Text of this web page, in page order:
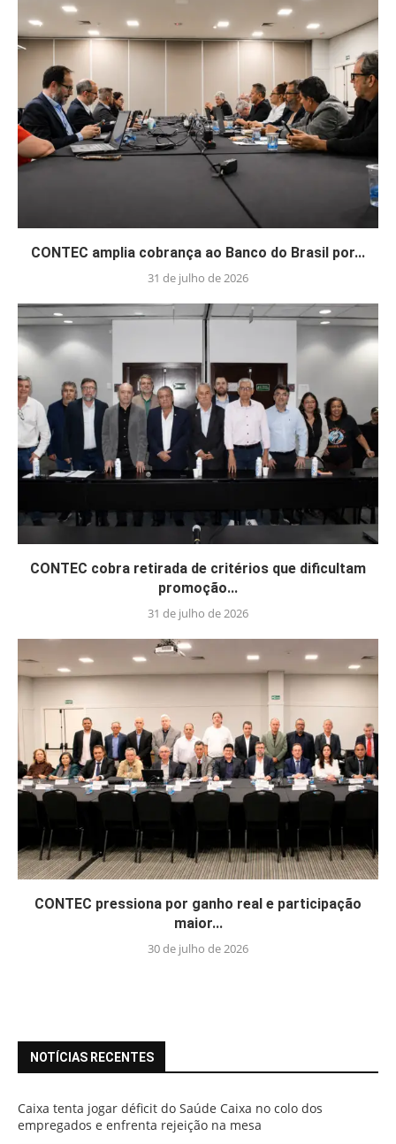
CONTEC amplia cobrança ao Banco do Brasil por...
31 de julho de 2026
CONTEC cobra retirada de critérios que dificultam
promoção...
31 de julho de 2026
CONTEC pressiona por ganho real e participação
maior...
30 de julho de 2026
NOTÍCIAS RECENTES
Caixa tenta jogar déficit do Saúde Caixa no colo dos
empregados e enfrenta rejeição na mesa